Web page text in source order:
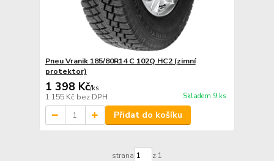
Pneu Vranik 185/80R14 C 102Q HC2 (zimní
protektor)
1 398 Kč/ks
1 155 Kč bez DPH Skladem 9 ks
Přidat do košíku
strana z 1